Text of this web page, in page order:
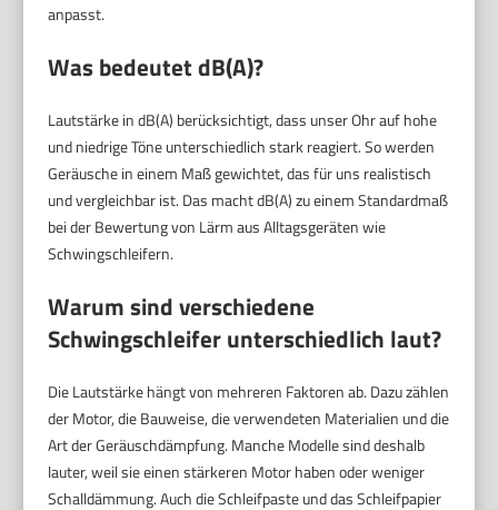
anpasst.
Was bedeutet dB(A)?
Lautstärke in dB(A) berücksichtigt, dass unser Ohr auf hohe
und niedrige Töne unterschiedlich stark reagiert. So werden
Geräusche in einem Maß gewichtet, das für uns realistisch
und vergleichbar ist. Das macht dB(A) zu einem Standardmaß
bei der Bewertung von Lärm aus Alltagsgeräten wie
Schwingschleifern.
Warum sind verschiedene
Schwingschleifer unterschiedlich laut?
Die Lautstärke hängt von mehreren Faktoren ab. Dazu zählen
der Motor, die Bauweise, die verwendeten Materialien und die
Art der Geräuschdämpfung. Manche Modelle sind deshalb
lauter, weil sie einen stärkeren Motor haben oder weniger
Schalldämmung. Auch die Schleifpaste und das Schleifpapier